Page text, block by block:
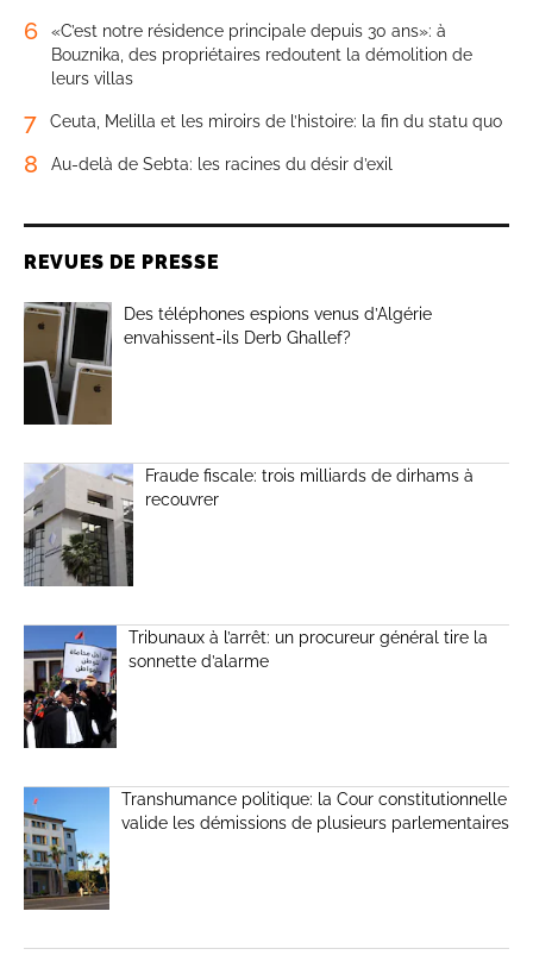
6
«C’est notre résidence principale depuis 30 ans»: à
Bouznika, des propriétaires redoutent la démolition de
leurs villas
7 Ceuta, Melilla et les miroirs de l’histoire: la fin du statu quo
8 Au-delà de Sebta: les racines du désir d’exil
REVUES DE PRESSE
Des téléphones espions venus d’Algérie
envahissent-ils Derb Ghallef?
Fraude fiscale: trois milliards de dirhams à
recouvrer
Tribunaux à l’arrêt: un procureur général tire la
sonnette d’alarme
Transhumance politique: la Cour constitutionnelle
valide les démissions de plusieurs parlementaires